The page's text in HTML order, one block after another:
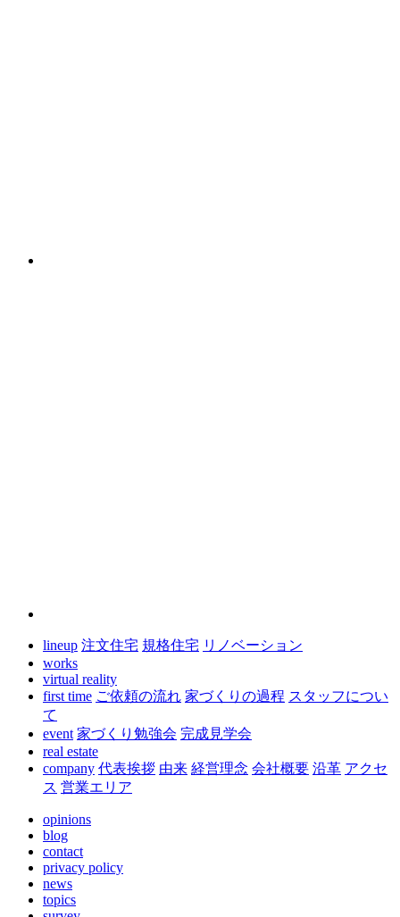
lineup 注文住宅 規格住宅 リノベーション
works
virtual reality
first time ご依頼の流れ 家づくりの過程 スタッフについ
て
event 家づくり勉強会 完成見学会
real estate
company 代表挨拶 由来 経営理念 会社概要 沿革 アクセ
ス 営業エリア
opinions
blog
contact
privacy policy
news
topics